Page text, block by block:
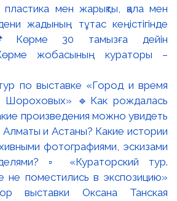
пластика мен жарықты, қала мен
жадының тұтас кеңістігінде
30 тамызға дейін
жобасының кураторы –